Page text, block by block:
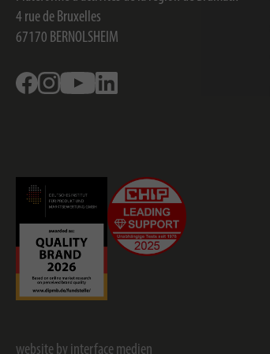
4 rue de Bruxelles
67170 BERNOLSHEIM
FacebookInstagramYoutube
website by interface medien